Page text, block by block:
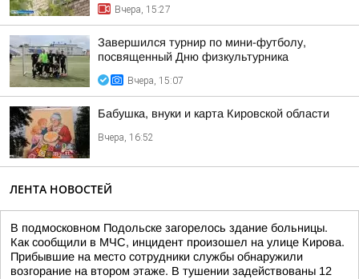
Вчера, 15:27
Завершился турнир по мини-футболу,
посвященный Дню физкультурника
Вчера, 15:07
Бабушка, внуки и карта Кировской области
Вчера, 16:52
ЛЕНТА НОВОСТЕЙ
В подмосковном Подольске загорелось здание больницы.
Как сообщили в МЧС, инцидент произошел на улице Кирова.
Прибывшие на место сотрудники службы обнаружили
возгорание на втором этаже. В тушении задействованы 12